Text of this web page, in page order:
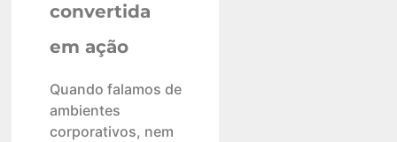
convertida
em ação
Quando falamos de
ambientes
corporativos, nem